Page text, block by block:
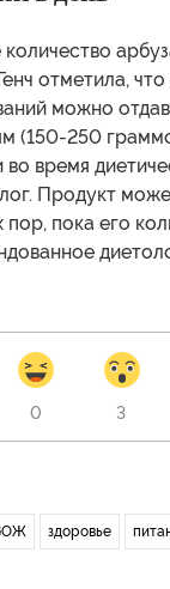
количество
отметила,
можно
(150-250
время
Продукт
пока его
0 3
здоровье